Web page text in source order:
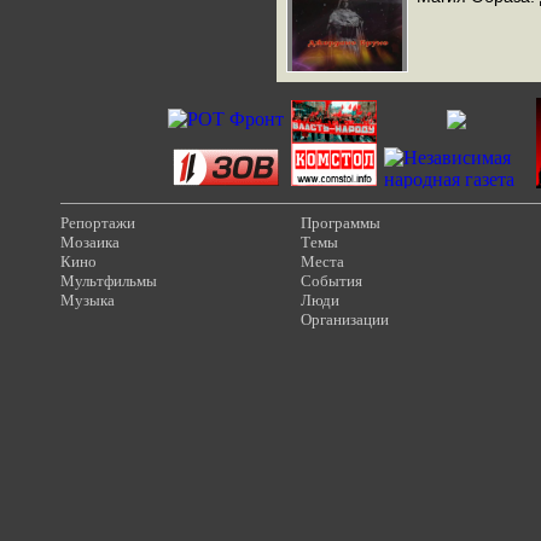
Репортажи
Мозаика
Кино
Мультфильмы
Музыка
Программы
Темы
Места
События
Люди
Организации